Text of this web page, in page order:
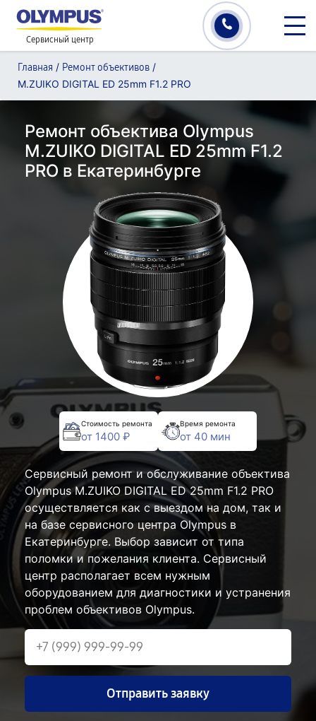
Сервисный центр
Главная / Ремонт объективов /
M.ZUIKO DIGITAL ED 25mm F1.2 PRO
Ремонт объектива Olympus
M.ZUIKO DIGITAL ED 25mm F1.2
PRO в Екатеринбурге
Стоимость ремонта
от 1400 ₽
Время ремонта
от 40 мин
Сервисный ремонт и обслуживание объектива
Olympus M.ZUIKO DIGITAL ED 25mm F1.2 PRO
осуществляется как с выездом на дом, так и
на базе сервисного центра Olympus в
Екатеринбурге. Выбор зависит от типа
поломки и пожелания клиента. Сервисный
центр располагает всем нужным
оборудованием для диагностики и устранения
проблем объективов Olympus.
Отправить заявку